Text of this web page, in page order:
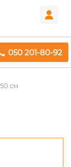
050 201-80-92
см